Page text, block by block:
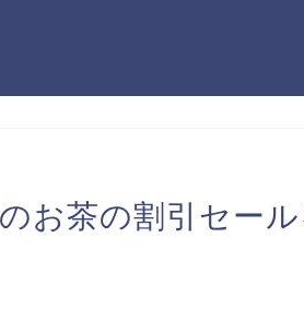
お茶の割引セー